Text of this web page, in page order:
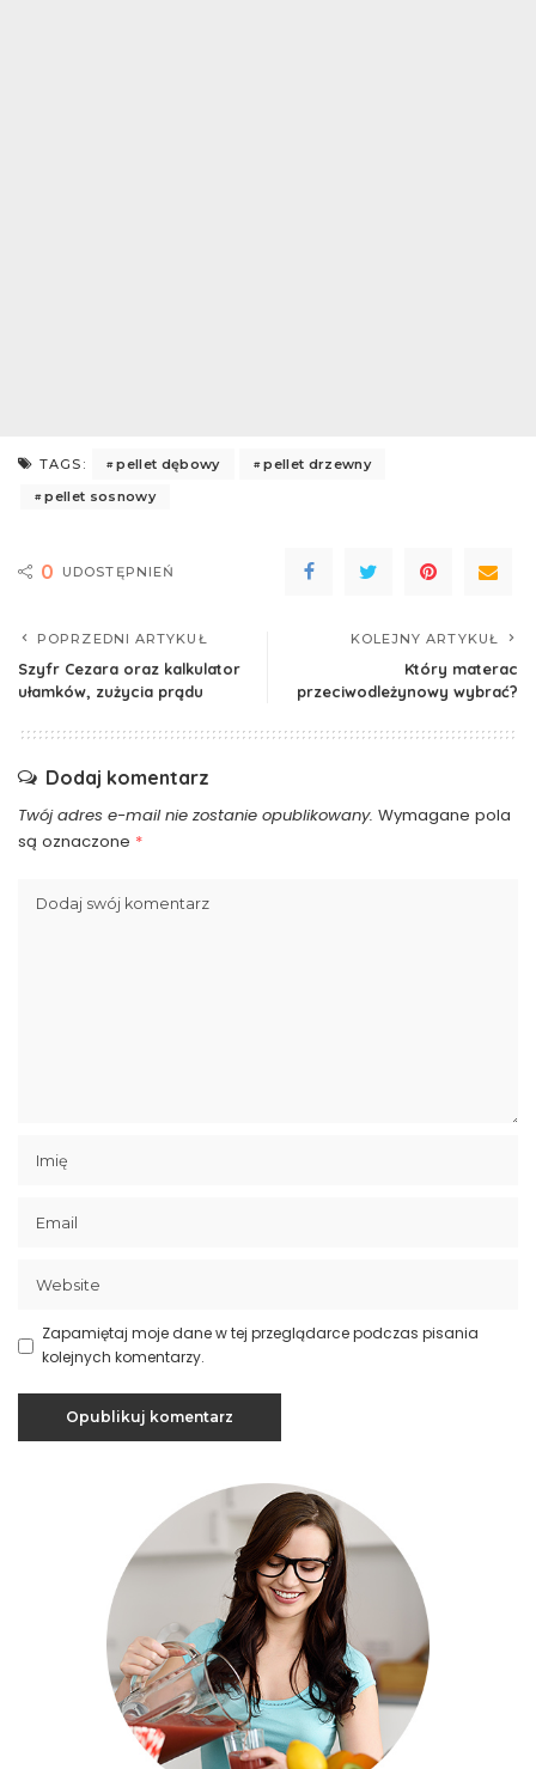
TAGS: pellet dębowy
pellet drzewny
pellet sosnowy
0 UDOSTĘPNIEŃ
POPRZEDNI ARTYKUŁ
Szyfr Cezara oraz kalkulator
ułamków, zużycia prądu
KOLEJNY ARTYKUŁ
Który materac
przeciwodleżynowy wybrać?
Dodaj komentarz
Twój adres e-mail nie zostanie opublikowany. Wymagane pola
są oznaczone *
Zapamiętaj moje dane w tej przeglądarce podczas pisania
kolejnych komentarzy.